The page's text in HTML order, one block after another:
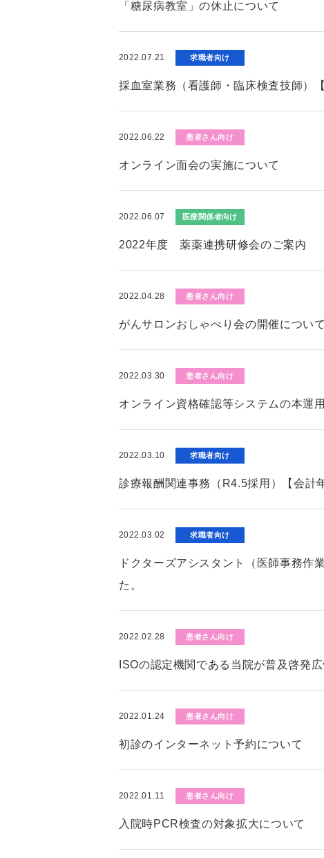
「糖尿病教室」の休止について
2022.07.21 求職者向け
採血室業務（看護師・臨床検査技師）
2022.06.22 患者さん向け
オンライン面会の実施について
2022.06.07 医療関係者向け
2022年度 薬薬連携研修会のご案内
2022.04.28 患者さん向け
がんサロンおしゃべり会の開催について
2022.03.30 患者さん向け
オンライン資格確認等システムの本運
2022.03.10 求職者向け
診療報酬関連事務（R4.5採用）【会計
2022.03.02 求職者向け
ドクターズアシスタント（医師事務
た。
2022.02.28 患者さん向け
ISOの認定機関である当院が普及啓発
2022.01.24 患者さん向け
初診のインターネット予約について
2022.01.11 患者さん向け
入院時PCR検査の対象拡大について